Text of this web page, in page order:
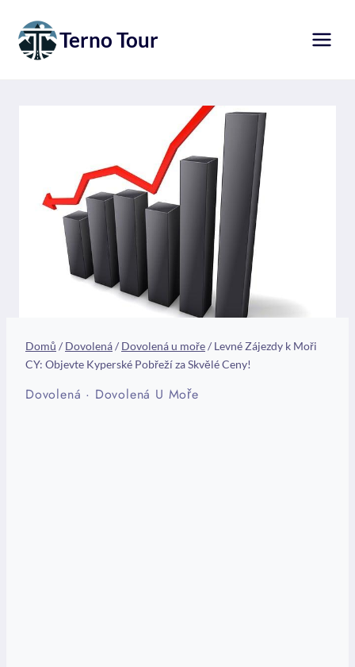
obsah
Terno Tour
Domů / Dovolená/ Dovolená u moře/ Levné Zájezdy k Moři
CY: Objevte Kyperské Pobřeží za Skvělé Ceny!
Dovolená · Dovolená U Moře